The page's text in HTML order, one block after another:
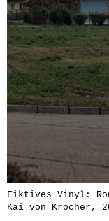
Fiktives Vinyl:
Kai von Kröcher,